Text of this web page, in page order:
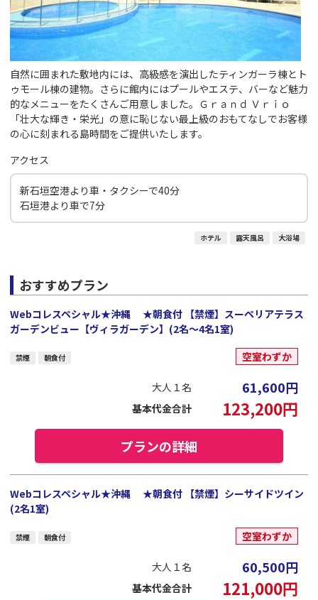
自然に囲まれた敷地内には、高級感を演出したティンガーラ棟とト
ゥモール棟の建物。さらに館内にはプールやエステ、バーなど魅力
的なメニューをたくさんご用意しました。Ｇｒａｎｄ Ｖｒｉｏ
「壮大な輝き・栄光」の意に恥じない最上級のおもてなしでお客様
の心に刻まれる島時間をご提供いたします。
アクセス
新石垣空港より車・タクシーで40分
石垣港より車で7分
ホテル 露天風呂 大浴場
おすすめプラン
Webコレスペシャル★沖縄 ★朝食付 【禁煙】スーペリアテラス
ガーデンビュー【ヴィラガーデン】(2名～4名1室)
禁煙 朝食付 空室わずか
大人１名 61,600円
基本代金合計 123,200円
プランの詳細
Webコレスペシャル★沖縄 ★朝食付 【禁煙】シーサイドツイン
(2名1室)
禁煙 朝食付 空室わずか
大人１名 60,500円
基本代金合計 121,000円